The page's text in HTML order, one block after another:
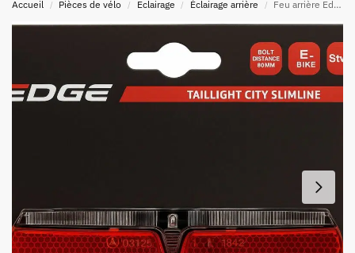
Accueil / Pièces de vélo / Eclairage / Éclairage arrière / Feu arrière Edge city Slimline 6-48V